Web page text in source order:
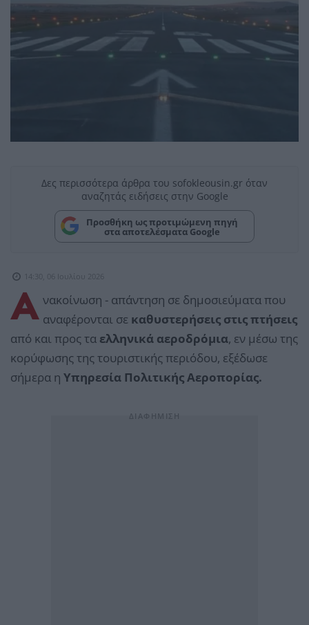
Δες περισσότερα άρθρα του sofokleousin.gr όταν
αναζητάς ειδήσεις στην Google
Προσθήκη ως προτιμώμενη πηγή
στα αποτελέσματα Google
14:30, 06 Ιουλίου 2026
Α νακοίνωση - απάντηση σε δημοσιεύματα που
αναφέρονται σε καθυστερήσεις στις πτήσεις
από και προς τα ελληνικά αεροδρόμια, εν μέσω της
κορύφωσης της τουριστικής περιόδου, εξέδωσε
σήμερα η Υπηρεσία Πολιτικής Αεροπορίας.